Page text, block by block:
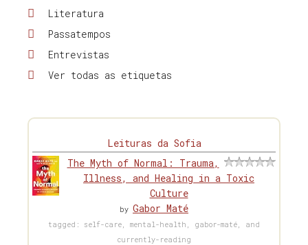
Literatura
Passatempos
Entrevistas
Ver todas as etiquetas
Leituras da Sofia
The Myth of Normal: Trauma,
Illness, and Healing in a Toxic
Culture
by Gabor Maté
tagged: self-care, mental-health, gabor-maté, and
currently-reading